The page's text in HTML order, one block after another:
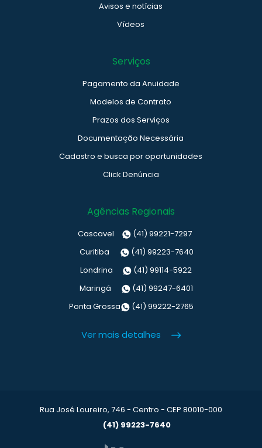
Avisos e notícias
Vídeos
Serviços
Pagamento da Anuidade
Modelos de Contrato
Prazos dos Serviços
Documentação Necessária
Cadastro e busca por oportunidades
Click Denúncia
Agências Regionais
Cascavel
(41) 99221-7297
Curitiba
(41) 99223-7640
Londrina
(41) 99114-5922
Maringá
(41) 99247-6401
Ponta Grossa
(41) 99222-2765
Ver mais detalhes
Rua José Loureiro, 746 - Centro - CEP 80010-000
(41) 99223-7640